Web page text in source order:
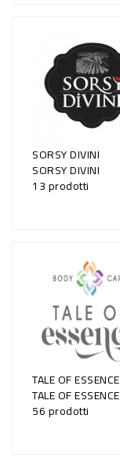
SORSY DIVINI
SORSY DIVINI
13 prodotti
TALE OF ESSENCE
TALE OF ESSENCE
56 prodotti